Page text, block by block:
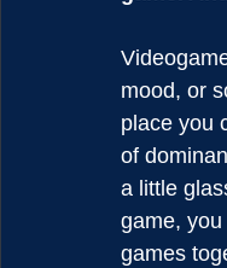
mood, or
place you
of
a little
game,
games